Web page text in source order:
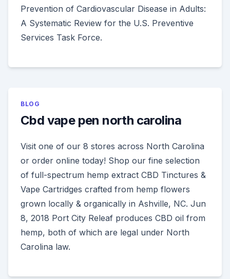
Prevention of Cardiovascular Disease in Adults:
A Systematic Review for the U.S. Preventive
Services Task Force.
BLOG
Cbd vape pen north carolina
Visit one of our 8 stores across North Carolina
or order online today! Shop our fine selection
of full-spectrum hemp extract CBD Tinctures &
Vape Cartridges crafted from hemp flowers
grown locally & organically in Ashville, NC. Jun
8, 2018 Port City Releaf produces CBD oil from
hemp, both of which are legal under North
Carolina law.